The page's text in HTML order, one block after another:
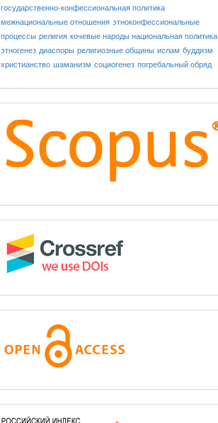
государственно-конфессиональная политика
межнациональные отношения этноконфессиональные
процессы религия кочевые народынациональная политика
этногенез диаспоры религиозные общины ислам буддизм
христианство шаманизм социогенез погребальный обряд